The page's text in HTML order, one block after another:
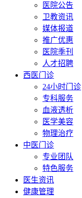
医院公告
卫教资讯
媒体报道
推广优惠
医院季刊
人才招聘
西医门诊
24小时门诊
专科服务
血液透析
医学美容
物理治疗
中医门诊
专业团队
特色服务
医生资讯
健康管理